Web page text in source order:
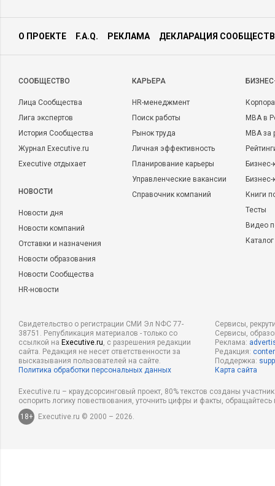
О ПРОЕКТЕ F.A.Q. РЕКЛАМА ДЕКЛАРАЦИЯ
CООБЩЕСТВО
Лица Сообщества
Лига экспертов
История Сообщества
Журнал Executive.ru
Executive отдыхает
НОВОСТИ
Новости дня
Новости компаний
Отставки и назначения
Новости образования
Новости Сообщества
HR-новости
КАРЬЕРА
HR-менеджмент
Поиск работы
Рынок труда
Личная эффективность
Планирование карьеры
Управленческие вакансии
Справочник компаний
MBA в
MBA
Бизнес-
Книги
Тесты
Видео
Свидетельство о регистрации СМИ Эл NФС 77-
38751. Републикация материалов - только со
ссылкой на Executive.ru, с разрешения редакции
сайта. Редакция не несет ответственности за
высказывания пользователей на сайте.
Политика обработки персональных данных
Сервисы,
Сервисы,
Реклама:
Редакция:
Поддержка:
Карта сайта
Executive.ru – краудсорсинговый проект, 80% текстов созданы
оспорить логику повествования, уточнить цифры и факты,
18+
Executive.ru © 2000 – 2026.